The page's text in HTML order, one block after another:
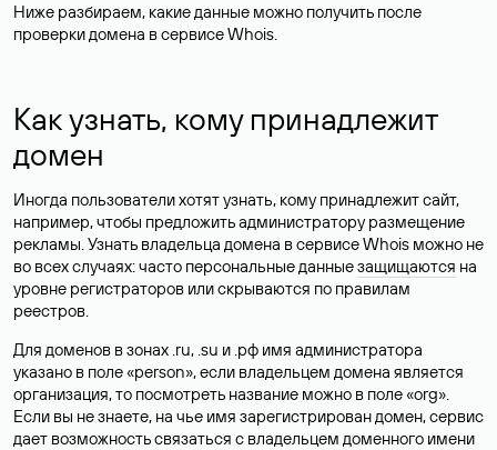
Ниже разбираем, какие данные можно получить после
проверки домена в сервисе Whois.
Как узнать, кому принадлежит
домен
Иногда пользователи хотят узнать, кому принадлежит сайт,
например, чтобы предложить администратору размещение
рекламы. Узнать владельца домена в сервисе Whois можно не
во всех случаях: часто персональные данныезащищаются на
уровне регистраторов или скрываются по правилам
реестров.
Для доменов в зонах .ru, .su и .рф имя администратора
указано в поле «person», если владельцем домена является
организация, то посмотреть название можно в поле «org».
Если вы не знаете, на чье имя зарегистрирован домен, сервис
дает возможность связаться с владельцем доменного имени